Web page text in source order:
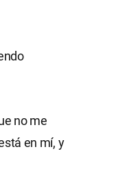
no me
en mí, y